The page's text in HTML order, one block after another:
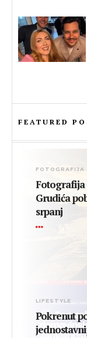
FEATURED
FOTOGRAFIJA
Fotografija
Grudića
srpanj
LIFESTYLE
Pokrenut